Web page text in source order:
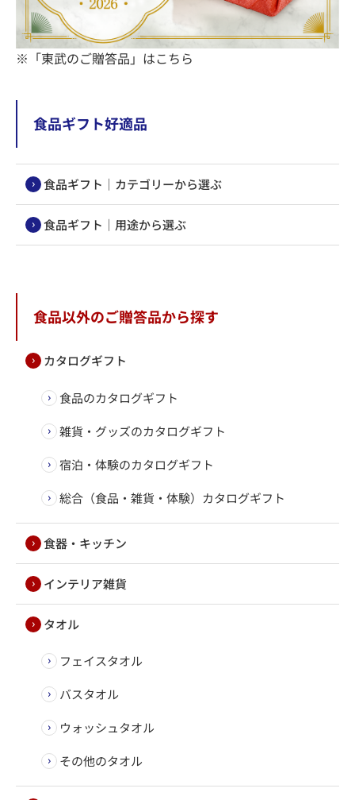
※「東武のご贈答品」はこちら
食品ギフト好適品
食品ギフト｜カテゴリーから選ぶ
食品ギフト｜用途から選ぶ
食品以外のご贈答品から探す
カタログギフト
食品のカタログギフト
雑貨・グッズのカタログギフト
宿泊・体験のカタログギフト
総合（食品・雑貨・体験）カタログギフト
食器・キッチン
インテリア雑貨
タオル
フェイスタオル
バスタオル
ウォッシュタオル
その他のタオル